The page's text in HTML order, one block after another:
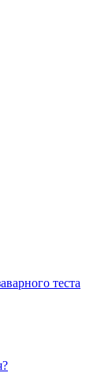
теста